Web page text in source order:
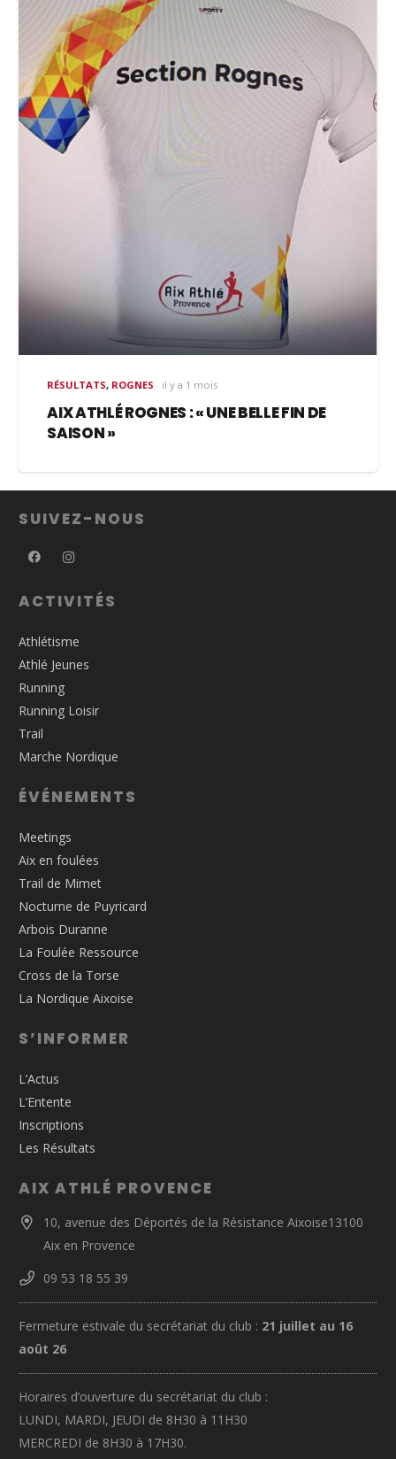
RÉSULTATS, ROGNES il y a 1 mois
AIX ATHLÉ ROGNES : « UNE BELLE FIN DE
SAISON »
SUIVEZ-NOUS
ACTIVITÉS
Athlétisme
Athlé Jeunes
Running
Running Loisir
Trail
Marche Nordique
ÉVÉNEMENTS
Meetings
Aix en foulées
Trail de Mimet
Nocturne de Puyricard
Arbois Duranne
La Foulée Ressource
Cross de la Torse
La Nordique Aixoise
S’INFORMER
L’Actus
L’Entente
Inscriptions
Les Résultats
AIX ATHLÉ PROVENCE
10, avenue des Déportés de la Résistance Aixoise13100
Aix en Provence
09 53 18 55 39
Fermeture estivale du secrétariat du club : 21 juillet au 16
août 26
Horaires d’ouverture du secrétariat du club :
LUNDI, MARDI, JEUDI de 8H30 à 11H30
MERCREDI de 8H30 à 17H30.